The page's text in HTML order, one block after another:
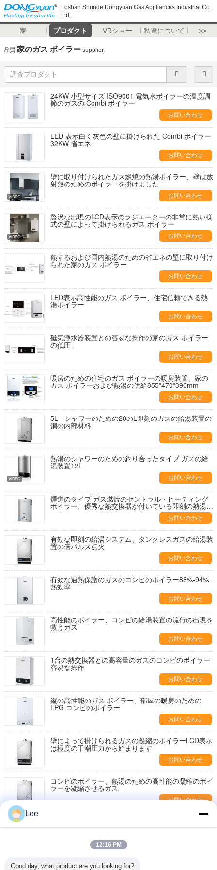
Foshan Shunde Dongyuan Gas Appliances Industrial Co.,
Ltd.
家 プロダクト VRショー 私達について >>
品質 家のガス ボイラー supplier.
24KW 小型サイズ ISO9001 電気水ボイラーの温度調
節のガスの Combi ボイラー
お問い合わせ
LED 表示白く灰色の壁に掛けられた Combi ボイラー
32KW 省エネ
お問い合わせ
壁に取り付けられたガス燃焼の熱湯ボイラー、壁は放
射熱のためのボイラーを掛けました
お問い合わせ
贅沢な出現のLCD表示のラジエーターの非常に熱い様
式の壁によって掛けられるガス ボイラー
お問い合わせ
熱するおよび国内熱湯のための省エネの壁に取り付け
られた家のガス ボイラー
お問い合わせ
LED表示高性能のガス ボイラー、住宅信頼できる熱
湯ボイラー
お問い合わせ
磁気浄水器装置との容易な操作の家のガス ボイラー
の低圧
お問い合わせ
暖房のための住宅のガス ボイラーの暖房装置、家の
ガス ボイラーおよび熱湯の供給855*470*390mm
お問い合わせ
5L - シャワーのための20のL即刻のガスの給湯装置の
銅の内部材料
お問い合わせ
熱湯のシャワーのための釣り合ったタイプ ガスの給
湯装置12L
お問い合わせ
煙道のタイプ ガス燃焼のセントラル・ヒーティング
ボイラー、優秀な熱交換器が付いている即刻の熱湯ボ
お問い合わせ
有効な即刻の給湯システム、タンクレスガスの給湯装
置の倍パルス点火
お問い合わせ
有効な過熱保護のガスのコンビのボイラー88%-94%
熱効率
お問い合わせ
高性能のボイラー、コンビの給湯装置の流行の出現を
救うガス
お問い合わせ
1台の熱交換器との高容量のガスのコンビのボイラー
容易な操作
お問い合わせ
縦の高性能のガス ボイラー、部屋の暖房のための
LPG コンビのボイラー
お問い合わせ
壁によって掛けられるガスの凝縮のボイラーLCD表示
は極度の干潮圧力から始まります
お問い合わせ
コンビのボイラー、熱湯のための高性能の凝縮のボイ
ラーを凝縮させるガス
お問い合わせ
740*430*320次元を制御します
省エネのガス燃焼の凝縮のボイラー、ガスの給湯装置
Lee
12:16 PM
Good day, what product are you looking for?